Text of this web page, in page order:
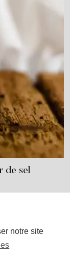
notre site
de sel